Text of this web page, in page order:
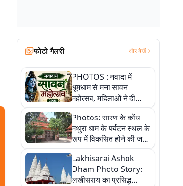
फोटो गैलरी और देखें
PHOTOS : नवादा में
धूमधाम से मना सावन
महोत्सव, महिलाओं ने दी
सांस्कृतिक प्रस्तुतियां
Photos: सारण के कोंध
मथुरा धाम के पर्यटन स्थल के
रूप में विकसित होने की जगी
आस, 9 तस्वीरों में देखें पूरी
कहानी
Lakhisarai Ashok
Dham Photo Story:
लखीसराय का प्रसिद्ध